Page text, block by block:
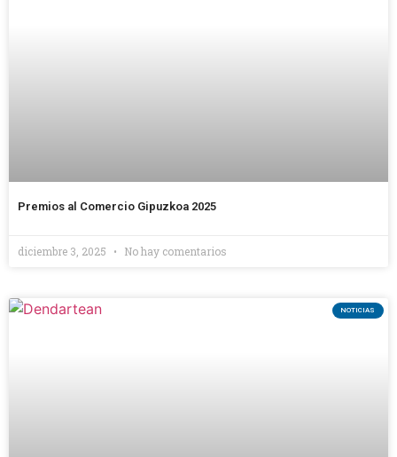
Premios al Comercio Gipuzkoa 2025
diciembre 3, 2025 No hay comentarios
NOTICIAS